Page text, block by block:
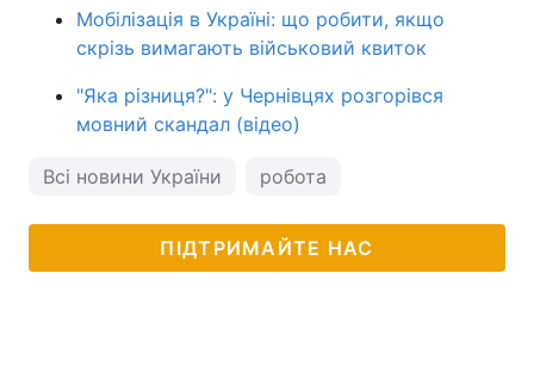
Мобілізація в Україні: що робити, якщо
скрізь вимагають військовий квиток
"Яка різниця?": у Чернівцях розгорівся
мовний скандал (відео)
Всі новини України робота
ПІДТРИМАЙТЕ НАС